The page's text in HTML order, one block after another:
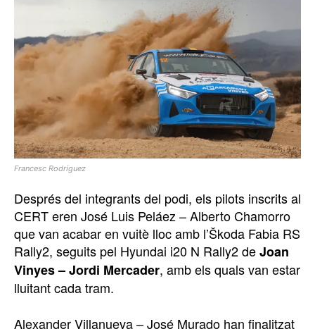
Francesc Rodríguez
Després del integrants del podi, els pilots inscrits al
CERT eren José Luis Peláez – Alberto Chamorro
que van acabar en vuitè lloc amb l’Škoda Fabia RS
Rally2, seguits pel Hyundai i20 N Rally2 deJoan
Vinyes – Jordi Mercader, amb els quals van estar
lluitant cada tram.
Alexander Villanueva – José Murado han finalitzat